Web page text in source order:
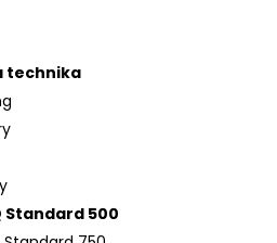
technika
Standard 500